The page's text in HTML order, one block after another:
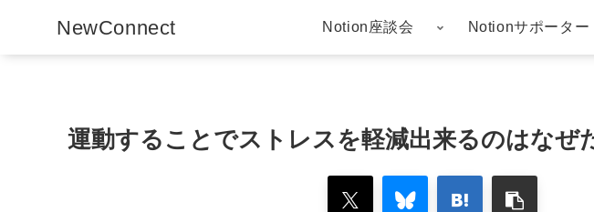
NewConnect Notion座談会 Notionサポーター
運動することでストレスを軽減出来るのはなぜ